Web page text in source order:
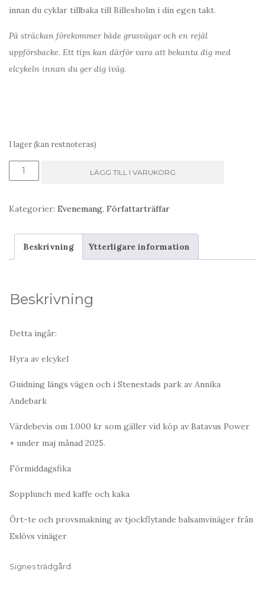
innan du cyklar tillbaka till Billesholm i din egen takt.
På sträckan förekommer både grusvägar och en rejäl
uppförsbacke. Ett tips kan därför vara att bekanta dig med
elcykeln innan du ger dig iväg.
I lager (kan restnoteras)
Trädgårds-
LÄGG TILL I VARUKORG
Kategorier: Evenemang, Författarträffar
Beskrivning Ytterligare information
Beskrivning
Detta ingår:
Hyra av elcykel
Guidning längs vägen och i Stenestads park av Annika
Andebark
Värdebevis om 1.000 kr som gäller vid köp av Batavus Power
+ under maj månad 2025.
Förmiddagsfika
Sopplunch med kaffe och kaka
Ört-te och provsmakning av tjockflytande balsamvinäger från
Eslövs vinäger
Signes trädgård